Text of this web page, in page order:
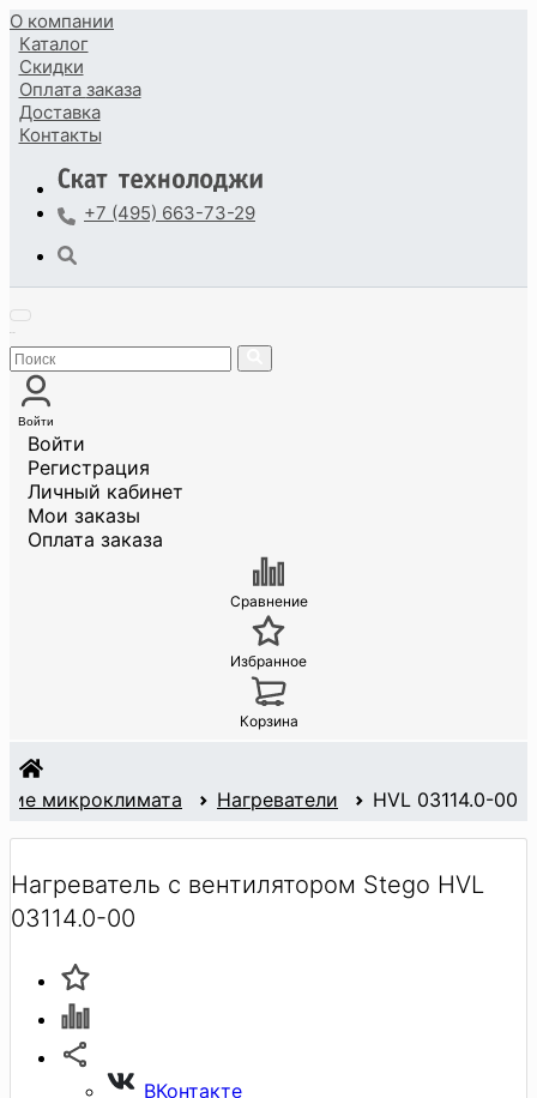
О компании
Каталог
Скидки
Оплата заказа
Доставка
Контакты
+7 (495) 663-73-29
Войти
Войти
Регистрация
Личный кабинет
Мои заказы
Оплата заказа
Сравнение
Избранное
Корзина
микроклимата Нагреватели HVL 03114.0-00
Нагреватель с вентилятором Stego HVL
03114.0-00
ВКонтакте